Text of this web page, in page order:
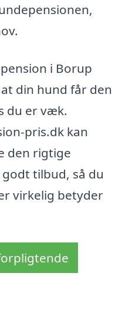
i Borup
din hund får den
du er væk.
pris.dk kan
den rigtige
tilbud, så du
virkelig betyder